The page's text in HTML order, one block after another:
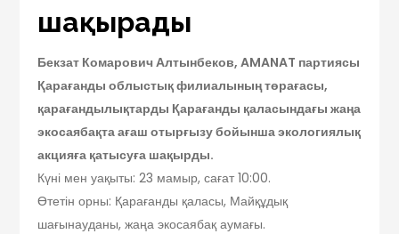
шақырады
Бекзат Комарович Алтынбеков, AMANAT партиясы
Қарағанды облыстық филиалының төрағасы,
қарағандылықтарды Қарағанды қаласындағы жаңа
экосаябақта ағаш отырғызу бойынша экологиялық
акцияға қатысуға шақырды.
Күні мен уақыты: 23 мамыр, сағат 10:00.
Өтетін орны: Қарағанды қаласы, Майқұдық
шағынауданы, жаңа экосаябақ аумағы.